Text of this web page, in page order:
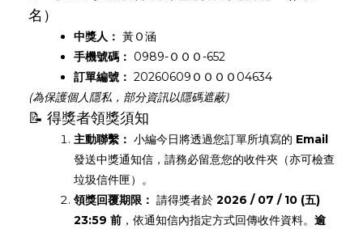
名）
中獎人： 黃Ｏ涵
手機號碼： 0989-ＯＯＯ-652
訂單編號： 20260609ＯＯＯＯ04634
(為保護個人隱私，部分資訊以隱碼遮蔽)
📝 得獎者領獎須知
主動聯繫： 小編今日將透過您訂單所填寫的 Email
發送中獎通知信，請務必留意您的收件夾（亦可檢查
垃圾信件匣）。
領獎回覆期限： 請得獎者於 2026 / 07 / 10 (五)
23:59 前 ，依通知信內指定方式回傳收件資料。 逾